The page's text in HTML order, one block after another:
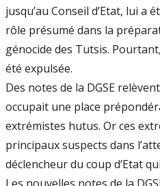
jusqu’au Conseil d’Etat, lui a
rôle présumé dans la
génocide des Tutsis.
été expulsée.
Des notes de la DGSE
occupait une place
extrémistes hutus. Or ces
principaux suspects dans
déclencheur du coup d’Etat